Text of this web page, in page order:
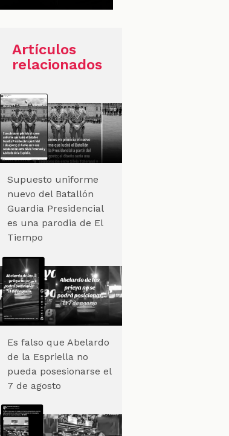
Artículos
relacionados
Supuesto uniforme
nuevo del Batallón
Guardia Presidencial
es una parodia de El
Tiempo
Es falso que Abelardo
de la Espriella no
pueda posesionarse el
7 de agosto